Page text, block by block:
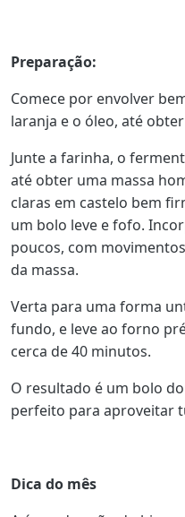
Preparação:
Comece por envolver
laranja e o óleo, até
Junte a farinha, o
até obter uma massa
claras em castelo bem
um bolo leve e fofo.
poucos, com
da massa.
Verta para uma forma
fundo, e leve ao forno
cerca de 40 minutos.
O resultado é um bolo
perfeito para aproveitar
Dica do mês